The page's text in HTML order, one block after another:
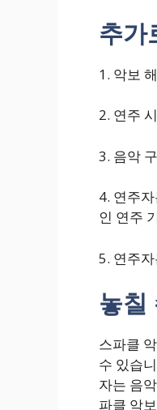
추가
1. 악보
2. 연주
3. 음악
4. 연주
인 연주
5. 연주
놓칠
스파클
수 있습
자는 음
파클 악